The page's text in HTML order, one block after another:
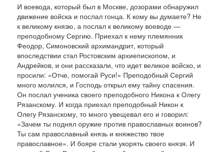
И воевода, который был в Москве, дозорами обнаружил
движение войска и послал гонца. К ко­му вы думаете? Не
к великому князю, а послал к великому воеводе —
преподобному Сергию. При­ехал к нему племянник
Феодор, Симоновский архимандрит, который
впоследствии стал Ростов­ским архиепископом, и
Андрейков, и они расска­зали, что идет великое войско, и
просили: «Отче, помогай Руси!» Преподобный Сергий
много мо­лился, и Господь открыл ему тайну спасения.
Он послал ученика своего преподобного Никона к Олегу
Рязанскому. И когда приехал преподобный Никон к
Олегу Рязанскому, то много увещевал его и говорил:
«Зачем ты поднял оружие против православных воинов?
Ты сам православный князь и княжество твое
православное». И бояре стали укорять своего князя. И